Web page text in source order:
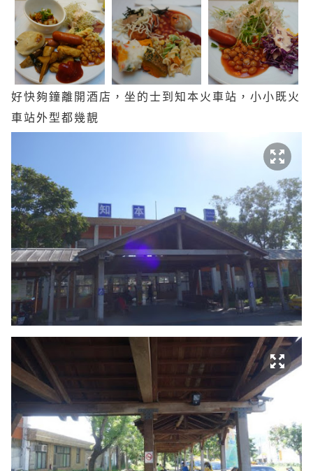
好快夠鐘離開酒店，坐的士到知本火車站，小小既火
車站外型都幾靚